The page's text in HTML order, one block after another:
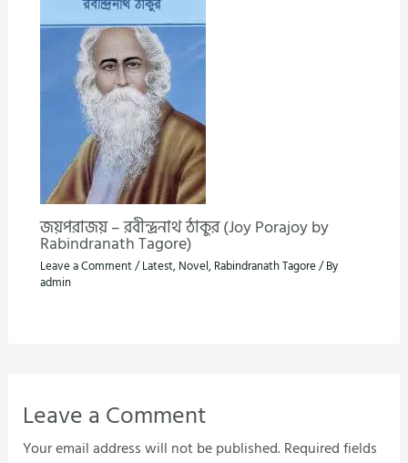
জয়পরাজয় – রবীন্দ্রনাথ ঠাকুর (Joy Porajoy by
Rabindranath Tagore)
Leave a Comment/Latest, Novel, Rabindranath Tagore/ By
admin
Leave a Comment
Your email address will not be published.Required fields